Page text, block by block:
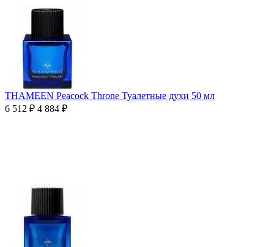
THAMEEN Peacock Throne Туалетные духи 50 мл
6 512 ₽ 4 884 ₽